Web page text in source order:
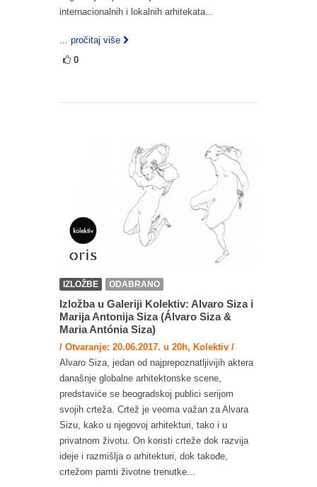
internacionalnih i lokalnih arhitekata...
... pročitaj više
0
IZLOŽBE ODABRANO
Izložba u Galeriji Kolektiv: Alvaro Siza i
Marija Antonija Siza (Álvaro Siza &
Maria Antónia Siza)
/ Otvaranje: 20.06.2017. u 20h, Kolektiv /
Alvaro Siza, jedan od najprepoznatljivijih aktera
današnje globalne arhitektonske scene,
predstaviće se beogradskoj publici serijom
svojih crteža. Crtež je veoma važan za Alvara
Sizu, kako u njegovoj arhitekturi, tako i u
privatnom životu. On koristi crteže dok razvija
ideje i razmišlja o arhitekturi, dok takođe,
crtežom pamti životne trenutke...